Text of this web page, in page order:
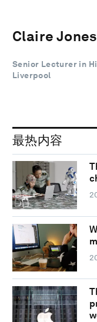
Claire Jones
Senior Lecturer in
Liverpool
最热内容